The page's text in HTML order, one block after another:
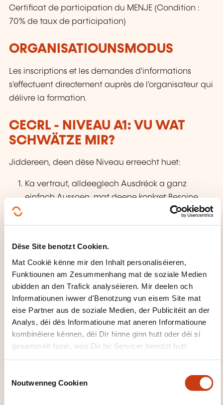
Dëse Site benotzt Cookien.
Mat Cookië kënne mir den Inhalt personaliséieren,
Funktiounen am Zesummenhang mat de soziale Medien
ubidden an den Trafick analyséieren. Mir deelen och
Informatiounen iwwer d'Benotzung vun eisem Site mat
eise Partner aus de soziale Medien, der Publicitéit an der
Analys, déi dës Informatioune mat aneren Informatioune
kombinéiere kënnen, déi Dir hinne ginn hutt oder déi si
gesammelt hunn, wou Dir hir Servicer benotzt hutt.
Noutwenneg Cookien
Certificat de participation du MENJE (Condition :
70% de taux de participation)
ORGANISATIOUNSMODUS
Les inscriptions et les demandes d'informations
s'effectuent directement auprès de l'organisateur qui
délivre la formation.
CECRL - NIVEAU A1: VU WAT
SCHWÄTZE MIR?
Jiddereen, deen dëse Niveau erreecht huet:
Ka vertraut, alldeeglech Ausdréck a ganz
einfach Aussoen, mat deene konkret Besoine
sollen erfëllt ginn, verstoen a benotzen. Ka sech
oder anerer virstellen
kennen, wéi eng Saache se hunn asw. – a kann
äntweren. Ka sech op eng einfach Manéier
verstännegen, wann de Gespréichspartner lues
an däitlech schwätzt a sech kooperativ weist.